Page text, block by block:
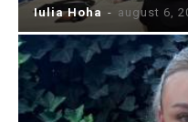
Iulia Hoha - august 6,